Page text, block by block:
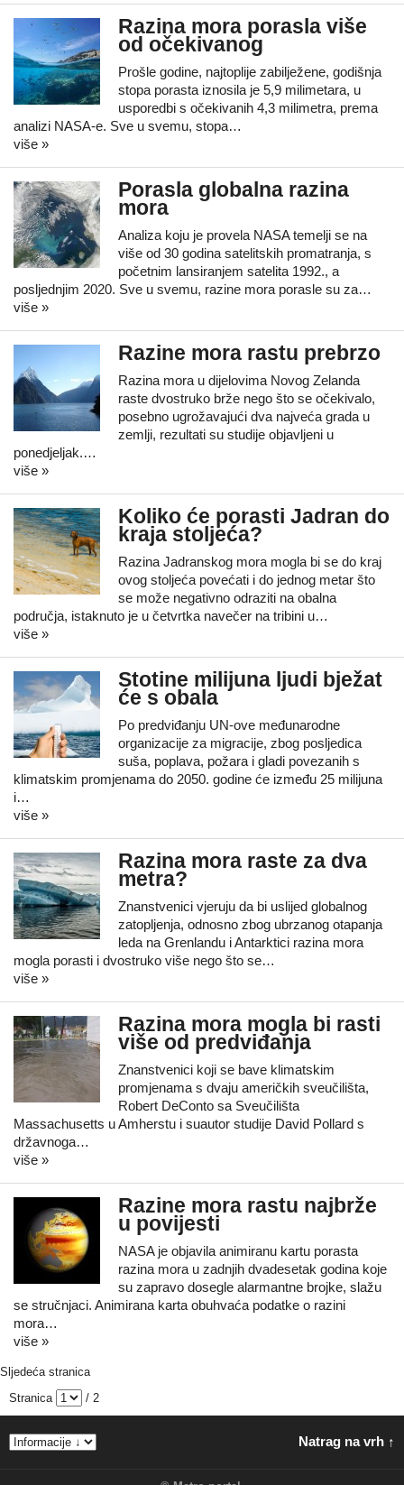
Razina mora porasla više
od očekivanog
Prošle godine, najtoplije zabilježene, godišnja
stopa porasta iznosila je 5,9 milimetara, u
usporedbi s očekivanih 4,3 milimetra, prema
analizi NASA-e. Sve u svemu, stopa…
više »
Porasla globalna razina
mora
Analiza koju je provela NASA temelji se na
više od 30 godina satelitskih promatranja, s
početnim lansiranjem satelita 1992., a
posljednjim 2020. Sve u svemu, razine mora porasle su za…
više »
Razine mora rastu prebrzo
Razina mora u dijelovima Novog Zelanda
raste dvostruko brže nego što se očekivalo,
posebno ugrožavajući dva najveća grada u
zemlji, rezultati su studije objavljeni u
ponedjeljak.…
više »
Koliko će porasti Jadran do
kraja stoljeća?
Razina Jadranskog mora mogla bi se do kraj
ovog stoljeća povećati i do jednog metar što
se može negativno odraziti na obalna
područja, istaknuto je u četvrtka navečer na tribini u…
više »
Stotine milijuna ljudi bježat
će s obala
Po predviđanju UN-ove međunarodne
organizacije za migracije, zbog posljedica
suša, poplava, požara i gladi povezanih s
klimatskim promjenama do 2050. godine će između 25 milijuna
i…
više »
Razina mora raste za dva
metra?
Znanstvenici vjeruju da bi uslijed globalnog
zatopljenja, odnosno zbog ubrzanog otapanja
leda na Grenlandu i Antarktici razina mora
mogla porasti i dvostruko više nego što se…
više »
Razina mora mogla bi rasti
više od predviđanja
Znanstvenici koji se bave klimatskim
promjenama s dvaju američkih sveučilišta,
Robert DeConto sa Sveučilišta
Massachusetts u Amherstu i suautor studije David Pollard s
državnoga…
više »
Razine mora rastu najbrže
u povijesti
NASA je objavila animiranu kartu porasta
razina mora u zadnjih dvadesetak godina koje
su zapravo dosegle alarmantne brojke, slažu
se stručnjaci. Animirana karta obuhvaća podatke o razini
mora…
više »
Sljedeća stranica
Stranica
/ 2
Natrag na vrh ↑